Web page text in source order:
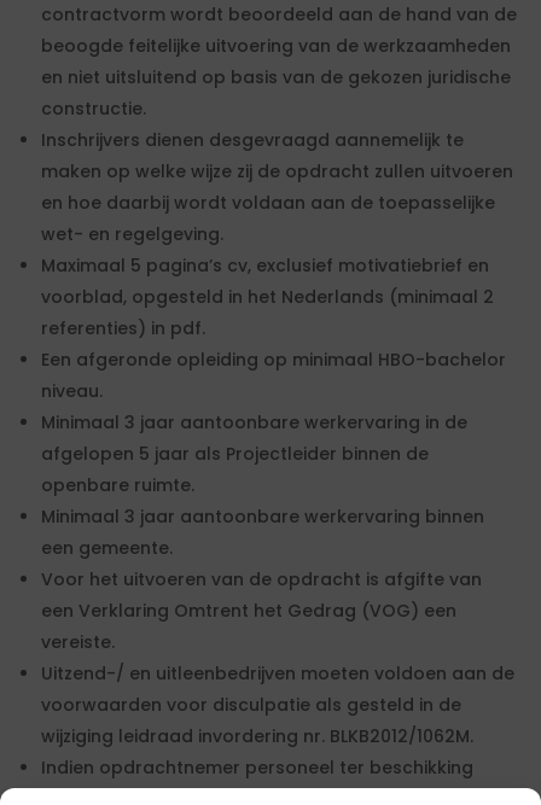
contractvorm wordt beoordeeld aan de hand van de
beoogde feitelijke uitvoering van de werkzaamheden
en niet uitsluitend op basis van de gekozen juridische
constructie.
Inschrijvers dienen desgevraagd aannemelijk te
maken op welke wijze zij de opdracht zullen uitvoeren
en hoe daarbij wordt voldaan aan de toepasselijke
wet- en regelgeving.
Maximaal 5 pagina’s cv, exclusief motivatiebrief en
voorblad, opgesteld in het Nederlands (minimaal 2
referenties) in pdf.
Een afgeronde opleiding op minimaal HBO-bachelor
niveau.
Minimaal 3 jaar aantoonbare werkervaring in de
afgelopen 5 jaar als Projectleider binnen de
openbare ruimte.
Minimaal 3 jaar aantoonbare werkervaring binnen
een gemeente.
Voor het uitvoeren van de opdracht is afgifte van
een Verklaring Omtrent het Gedrag (VOG) een
vereiste.
Uitzend-/ en uitleenbedrijven moeten voldoen aan de
voorwaarden voor disculpatie als gesteld in de
wijziging leidraad invordering nr. BLKB2012/1062M.
Indien opdrachtnemer personeel ter beschikking